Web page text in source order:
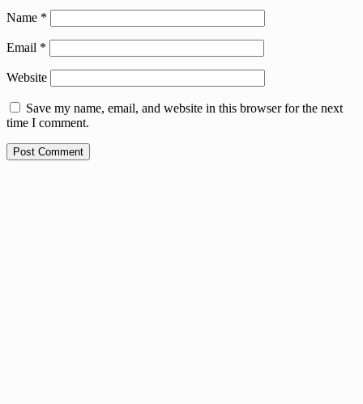
Name *
Email *
Website
Save my name, email, and website in this browser for the next
time I comment.